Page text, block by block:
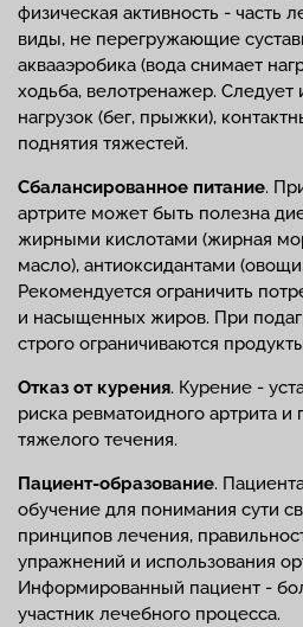
физическая активность - часть
виды, не перегружающие
аквааэробика (вода снимает
ходьба, велотренажер. Следует
нагрузок (бег, прыжки),
поднятия тяжестей.
Сбалансированное питание.
артрите может быть полезна
жирными кислотами (жирная
масло), антиоксидантами
Рекомендуется ограничить
и насыщенных жиров. При
строго ограничиваются
Отказ от курения. Курение -
риска ревматоидного артрита и
тяжелого течения.
Пациент-образование.
обучение для понимания сути
принципов лечения,
упражнений и использования
Информированный пациент -
участник лечебного процесса.